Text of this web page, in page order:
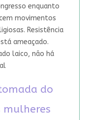
enquanto
movimentos
Resistência
ameaçado.
laico, não há
do
mulheres